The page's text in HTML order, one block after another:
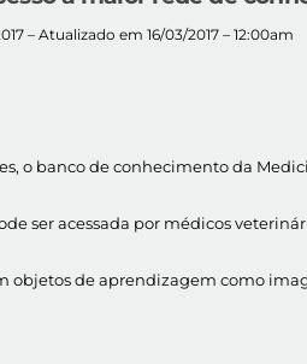
– Atualizado em 16/03/2017 – 12:00am
o banco de conhecimento da
ser acessada por médicos
objetos de aprendizagem como